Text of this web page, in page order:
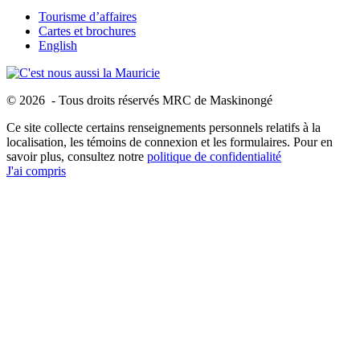
Tourisme d’affaires
Cartes et brochures
English
© 2026 - Tous droits réservés MRC de Maskinongé
Ce site collecte certains renseignements personnels relatifs à la
localisation, les témoins de connexion et les formulaires. Pour en
savoir plus, consultez notre politique de confidentialité
J'ai compris